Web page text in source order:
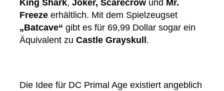
King Shark, Joker, Scarecrow und Mr.
Freeze erhältlich. Mit dem Spielzeugset
„Batcave“ gibt es für 69,99 Dollar sogar ein
Äquivalent zu Castle Grayskull .
Die Idee für DC Primal Age existiert angeblich